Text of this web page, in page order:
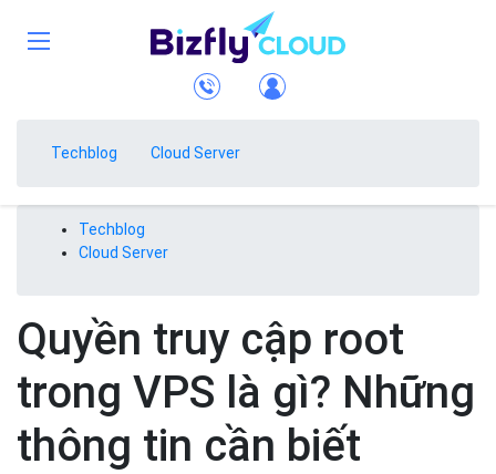
Techblog Cloud Server
Techblog
Cloud Server
Quyền truy cập root
trong VPS là gì? Những
thông tin cần biết